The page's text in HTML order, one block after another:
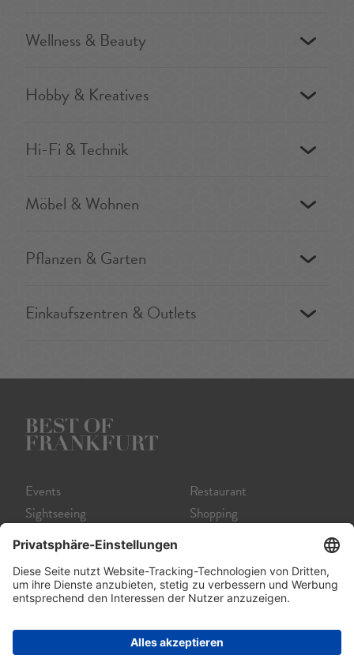
Wellness & Beauty
Hobby & Kreatives
Hi-Fi & Technik
Möbel & Wohnen
Pflanzen & Garten
Einkaufszentren & Outlets
Events
Sightseeing
Museum
Theater
Film
Restaurant
Shopping
Service A-Z
Startseite